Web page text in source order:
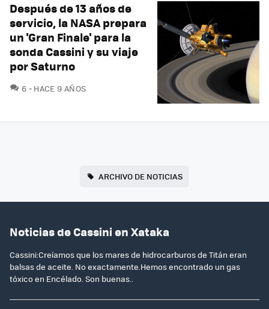
Después de 13 años de
servicio, la NASA prepara
un 'Gran Finale' para la
sonda Cassini y su viaje
por Saturno
6 COMENTARIOS
HACE 9 AÑOS
ARCHIVO DE NOTICIAS
Noticias de Cassini en Xataka
Cassini:Creíamos que los mares de hidrocarburos de Titán eran
balsas de aceite. No exactamente.Hemos encontrado un gas
tóxico en Encélado. Son buenas..